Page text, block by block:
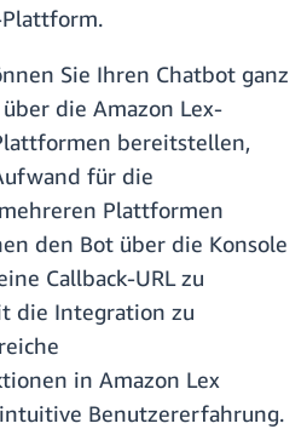
Sie Ihren Chatbot ganz
die Amazon Lex-
bereitstellen,
für die
Plattformen
den Bot über die Konsole
Callback-URL zu
die Integration zu
in Amazon Lex
Benutzererfahrung.